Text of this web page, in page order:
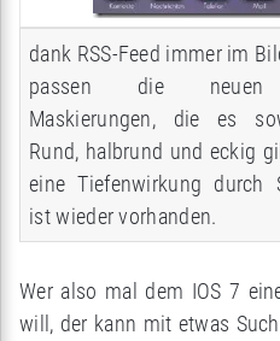
dank RSS-Feed immer im
passen die neuen
Maskierungen, die es
Rund, halbrund und eckig
eine Tiefenwirkung durch
ist wieder vorhanden.
Wer also mal dem IOS 7
will, der kann mit etwas